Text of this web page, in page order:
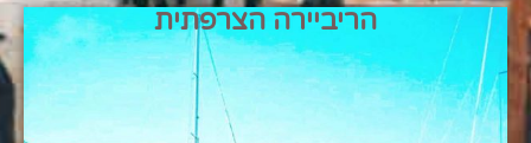
הריביירה הצרפתית